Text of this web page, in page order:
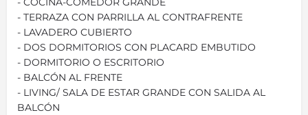
- TERRAZA CON PARRILLA AL CONTRAFRENTE
- LAVADERO CUBIERTO
- DOS DORMITORIOS CON PLACARD EMBUTIDO
- DORMITORIO O ESCRITORIO
- BALCÓN AL FRENTE
- LIVING/ SALA DE ESTAR GRANDE CON SALIDA AL
BALCÓN